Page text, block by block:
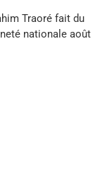
Traoré fait du
nationale août